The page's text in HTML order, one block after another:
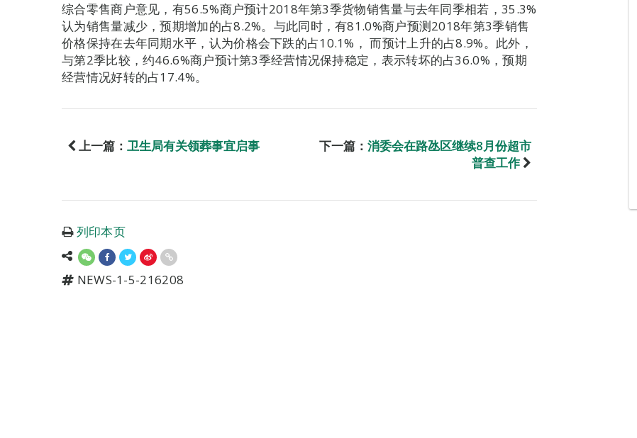
综合零售商户意见，有56.5%商户预计2018年第3季货物销售量与去年同季相若，35.3%
认为销售量减少，预期增加的占8.2%。与此同时，有81.0%商户预测2018年第3季销售
价格保持在去年同期水平，认为价格会下跌的占10.1%， 而预计上升的占8.9%。此外，
与第2季比较，约46.6%商户预计第3季经营情况保持稳定，表示转坏的占36.0%，预期
经营情况好转的占17.4%。
上一篇： 卫生局有关领葬事宜启事 下一篇： 消委会在路氹区继续8月份超市
普查工作
列印本页
NEWS-1-5-216208